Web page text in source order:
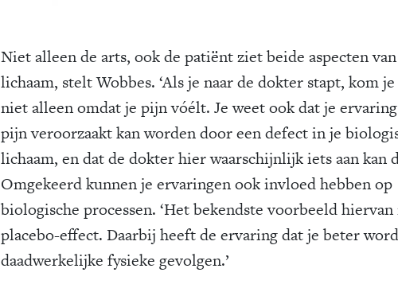
Niet alleen de arts, ook de patiënt ziet beide aspecten
lichaam, stelt Wobbes. ‘Als je naar de dokter stapt, kom
niet alleen omdat je pijn vóélt. Je weet ook dat je
pijn veroorzaakt kan worden door een defect in je
lichaam, en dat de dokter hier waarschijnlijk iets aan kan
Omgekeerd kunnen je ervaringen ook invloed hebben op
biologische processen. ‘Het bekendste voorbeeld
placebo-effect. Daarbij heeft de ervaring dat je beter
daadwerkelijke fysieke gevolgen.’